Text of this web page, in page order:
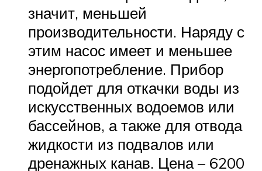
значит, меньшей
производительности. Наряду с
этим насос имеет и меньшее
энергопотребление. Прибор
подойдет для откачки воды из
искусственных водоемов или
бассейнов, а также для отвода
жидкости из подвалов или
дренажных канав. Цена – 6200